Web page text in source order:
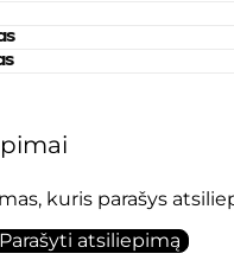
kuris parašys
Parašyti atsiliepimą